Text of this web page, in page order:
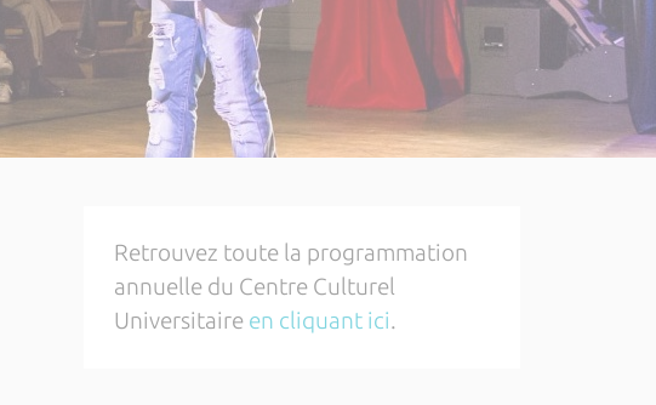
Retrouvez toute la programmation
annuelle du Centre Culturel
Universitaire en cliquant ici.